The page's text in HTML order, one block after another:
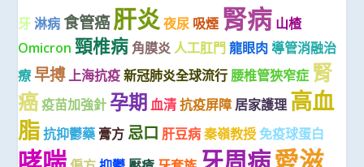
牙 淋病 食管癌肝炎夜尿 吸煙 腎病 山楂
Omicron 頸椎病 角膜炎 人工肛門 龍眼肉 導管消融治
療 早搏上海抗疫 新冠肺炎全球流行 腰椎管狹窄症 腎
癌 疫苗加強針 孕期 血清 抗疫屏障 居家護理 高血
脂 抗抑鬱藥 膏方 忌口 肝豆病 秦嶺教授 免疫球蛋白